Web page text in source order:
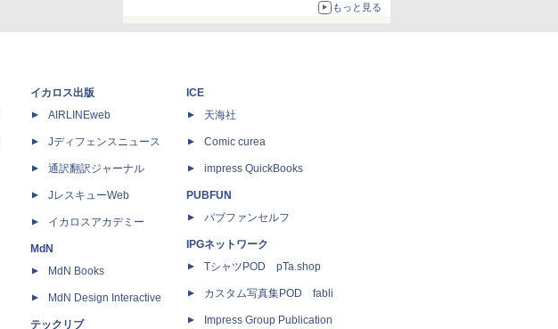
もっと見る
イカロス出版
AIRLINEweb
Jディフェンスニュース
通訳翻訳ジャーナル
JレスキューWeb
イカロスアカデミー
MdN
MdN Books
MdN Design Interactive
テックリブ
ICE
天海社
Comic curea
impress QuickBooks
PUBFUN
パブファンセルフ
IPGネットワーク
TシャツPOD pTa.shop
カスタム写真集POD fabli
Impress Group Publication